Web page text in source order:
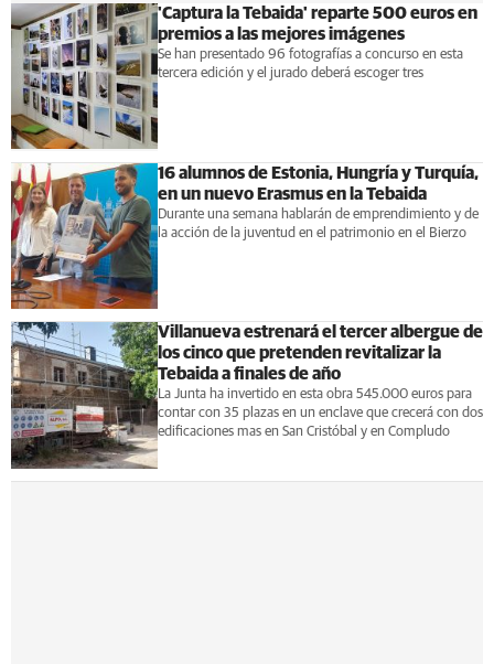
'Captura la Tebaida' reparte 500 euros en
premios a las mejores imágenes
Se han presentado 96 fotografías a concurso en esta
tercera edición y el jurado deberá escoger tres
16 alumnos de Estonia, Hungría y Turquía,
en un nuevo Erasmus en la Tebaida
Durante una semana hablarán de emprendimiento y de
la acción de la juventud en el patrimonio en el Bierzo
Villanueva estrenará el tercer albergue de
los cinco que pretenden revitalizar la
Tebaida a finales de año
La Junta ha invertido en esta obra 545.000 euros para
contar con 35 plazas en un enclave que crecerá con dos
edificaciones mas en San Cristóbal y en Compludo